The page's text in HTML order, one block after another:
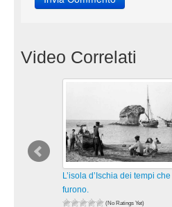
Video Correlati
L’isola d’Ischia dei tempi che
furono.
(No Ratings Yet)